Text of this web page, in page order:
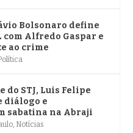
Bolsonaro define
com Alfredo Gaspar e
ao crime
do STJ, Luis Felipe
diálogo e
sabatina na Abraji
, Notícias